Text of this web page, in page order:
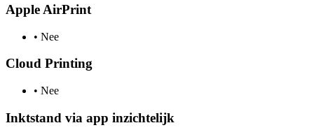
Apple AirPrint
• Nee
Cloud Printing
• Nee
Inktstand via app inzichtelijk